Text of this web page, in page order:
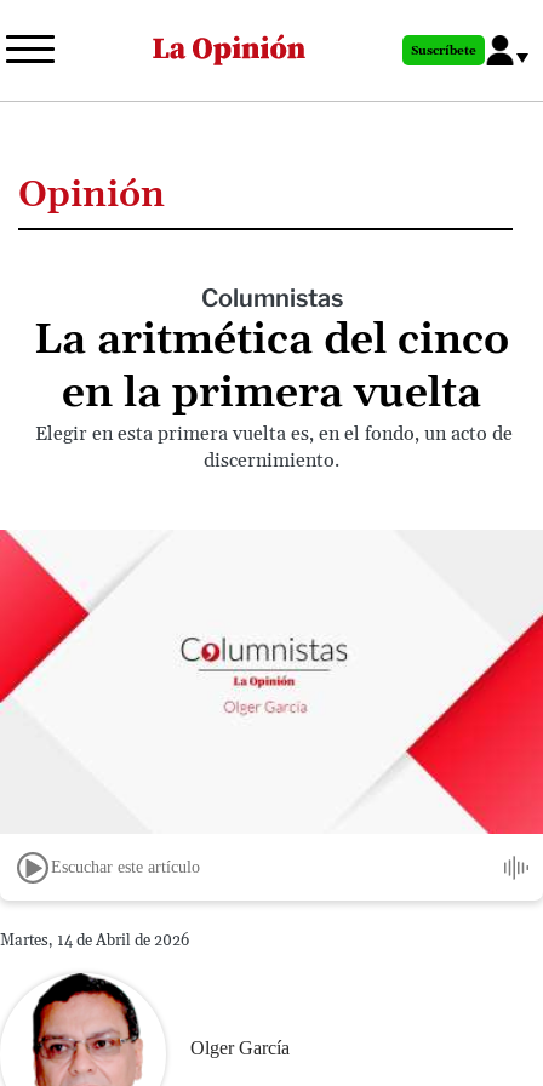
al
principal
Suscríbete
Opinión
Columnistas
La aritmética del cinco
en la primera vuelta
Elegir en esta primera vuelta es, en el fondo, un acto de
discernimiento.
Escuchar este artículo
Martes, 14 de Abril de 2026
Olger García